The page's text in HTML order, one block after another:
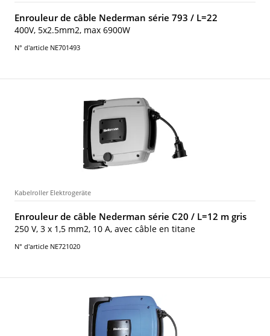
Enrouleur de câble Nederman série 793 / L=22
400V, 5x2.5mm2, max 6900W
N° d'article NE701493
Kabelroller Elektrogeräte
Enrouleur de câble Nederman série C20 / L=12 m gris
250 V, 3 x 1,5 mm2, 10 A, avec câble en titane
N° d'article NE721020